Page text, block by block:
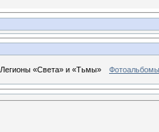
Легионы «Света» и «Тьмы» Фотоальбомы